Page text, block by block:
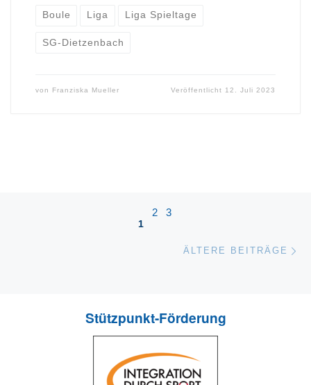
Boule Liga Liga Spieltage
SG-Dietzenbach
von Franziska Mueller Veröffentlicht 12. Juli 2023
1
2 3
ÄLTERE BEITRÄGE
Stützpunkt-Förderung